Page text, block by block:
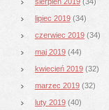
lipiec 2019 (34)
czerwiec 2019 (34)
maj 2019 (44)
kwiecień 2019 (32)
marzec 2019 (32)
luty 2019 (40)